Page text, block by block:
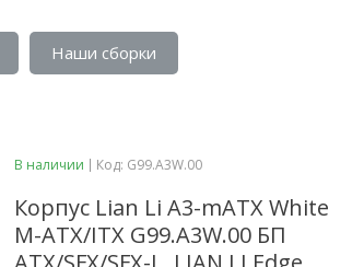
Наши сборки
В наличии Код: G99.A3W.00
Корпус Lian Li A3-mATX White
M-ATX/ITX G99.A3W.00 БП